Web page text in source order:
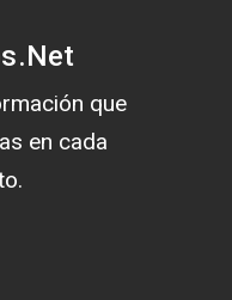
que
en cada